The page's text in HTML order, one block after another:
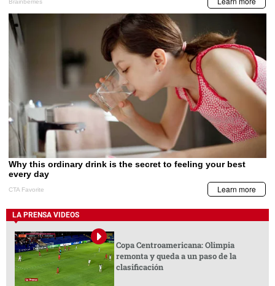
LA PRENSA VIDEOS
Copa Centroamericana: Olimpia
remonta y queda a un paso de la
clasificación